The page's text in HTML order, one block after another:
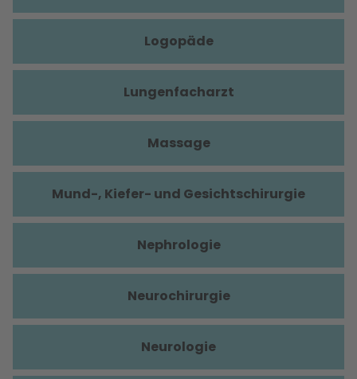
Logopäde
Lungenfacharzt
Massage
Mund-, Kiefer- und Gesichtschirurgie
Nephrologie
Neurochirurgie
Neurologie